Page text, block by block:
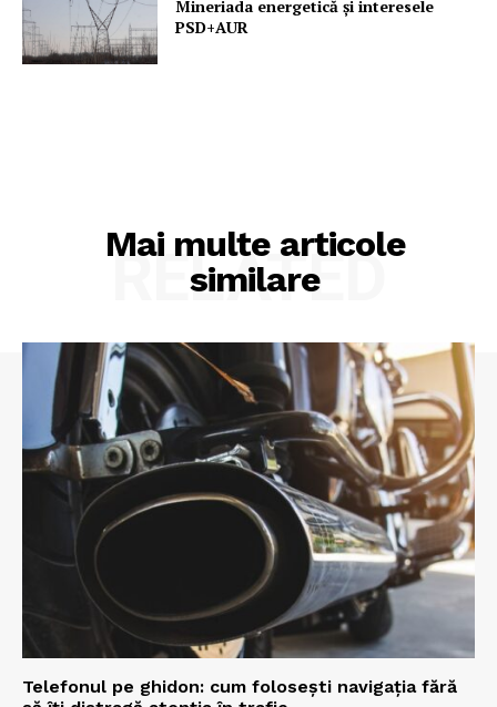
Mineriada energetică și interesele
PSD+AUR
Mai multe articole
similare
RELATED
Telefonul pe ghidon: cum folosești navigația fără